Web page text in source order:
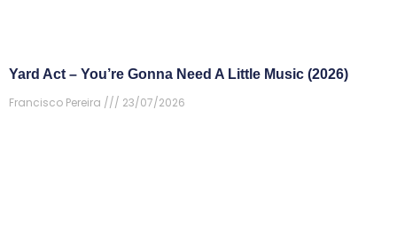
Yard Act – You’re Gonna Need A Little Music (2026)
Francisco Pereira
23/07/2026